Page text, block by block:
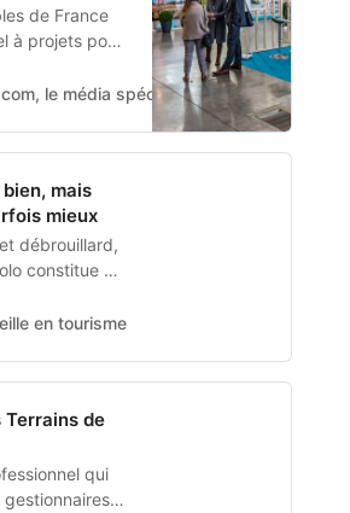
de France
à projets pour
2024 son salon
aux territoires
prochain
dédié au
et…
le média spécialiste du tourisme
bien, mais
mieux
débrouillard,
constitue un
tout
en tourisme
Terrains de
qui
gestionnaires